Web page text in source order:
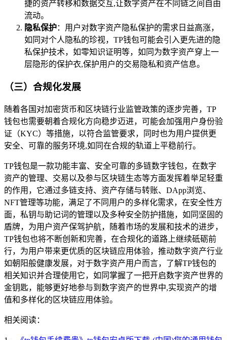
捷的资产转移和数据交互,让数字资产在不同链之间自由
流动。
隐私保护：用户对数字资产隐私保护的需求日益高涨，
如同对个人隐私的珍视，TP钱包可能会引入更先进的隐
私保护技术，如零知识证明等，如同为数字资产穿上一
层隐形的保护衣,保护用户的交易隐私和资产信息。
（三）合规化发展
随着各国对加密货币和区块链行业监管政策的逐步完善，TP
钱包也需要朝着合规化方向稳步迈进，可能会加强用户身份验
证（KYC）等措施，以符合监管要求，同时也为用户提供更
安全、可靠的服务环境,如同在合规的轨道上平稳前行。
TP钱包是一款功能丰富、安全可靠的多链数字钱包，在数字
资产的管理、交易以及参与区块链生态等方面发挥着举足轻重
的作用，它通过多链支持、资产存储与转账、DApp浏览、
NFT管理等功能，满足了不同用户的多样化需求，在安全性方
面，私钥与助记词的管理以及多种安全防护措施，如同坚固的
盾牌，为用户资产保驾护航，随着市场的发展和技术的进步，
TP钱包也将不断创新和完善，在合规化的道路上继续砥砺前
行，为用户带来更优质的区块链应用体验，推动数字资产行业
如朝阳般健康发展，对于数字资产用户而言，了解TP钱包的
相关知识并合理使用它，如同掌握了一把开启数字资产世界的
金钥匙，能够更好地参与到数字资产的世界中,实现资产的增
值和多样化的区块链应用体验。
相关阅读：